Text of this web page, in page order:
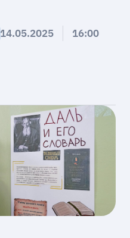
14.05.2025
16:00